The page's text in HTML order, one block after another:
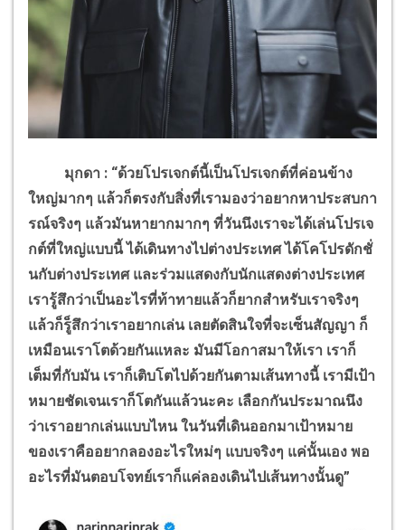
มุกดา : “ด้วยโปรเจกต์นี้เป็นโปรเจกต์ที่ค่อนข้าง
ใหญ่มากๆ แล้วก็ตรงกับสิ่งที่เรามองว่าอยากหาประสบกา
รณ์จริงๆ แล้วมันหายากมากๆ ที่วันนึงเราจะได้เล่นโปรเจ
กต์ที่ใหญ่แบบนี้ ได้เดินทางไปต่างประเทศ ได้โคโปรดักชั่
นกับต่างประเทศ และร่วมแสดงกับนักแสดงต่างประเทศ
เรารู้สึกว่าเป็นอะไรที่ท้าทายแล้วก็ยากสำหรับเราจริงๆ
แล้วก็รู็สึกว่าเราอยากเล่น เลยตัดสินใจที่จะเซ็นสัญญา ก็
เหมือนเราโตด้วยกันแหละ มันมีโอกาสมาให้เรา เราก็
เต็มที่กับมัน เราก็เติบโตไปด้วยกันตามเส้นทางนี้ เรามีเป้า
หมายชัดเจนเราก็โตกันแล้วนะคะ เลือกกันประมาณนึง
ว่าเราอยากเล่นแบบไหน ในวันที่เดินออกมาเป้าหมาย
ของเราคืออยากลองอะไรใหม่ๆ แบบจริงๆ แค่นั้นเอง พอ
อะไรที่มันตอบโจทย์เราก็แค่ลองเดินไปเส้นทางนั้นดู”